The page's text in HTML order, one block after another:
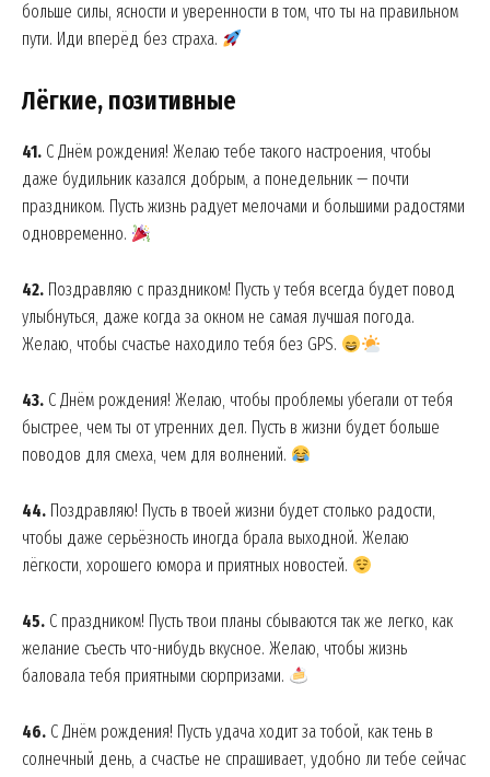
больше силы, ясности и уверенности в том, что ты на правильном
пути. Иди вперёд без страха.
Лёгкие, позитивные
41. С Днём рождения! Желаю тебе такого настроения, чтобы
даже будильник казался добрым, а понедельник — почти
праздником. Пусть жизнь радует мелочами и большими радостями
одновременно.
42. Поздравляю с праздником! Пусть у тебя всегда будет повод
улыбнуться, даже когда за окном не самая лучшая погода.
Желаю, чтобы счастье находило тебя без GPS.
43. С Днём рождения! Желаю, чтобы проблемы убегали от тебя
быстрее, чем ты от утренних дел. Пусть в жизни будет больше
поводов для смеха, чем для волнений.
44. Поздравляю! Пусть в твоей жизни будет столько радости,
чтобы даже серьёзность иногда брала выходной. Желаю
лёгкости, хорошего юмора и приятных новостей.
45. С праздником! Пусть твои планы сбываются так же легко, как
желание съесть что-нибудь вкусное. Желаю, чтобы жизнь
баловала тебя приятными сюрпризами.
46. С Днём рождения! Пусть удача ходит за тобой, как тень в
солнечный день, а счастье не спрашивает, удобно ли тебе сейчас